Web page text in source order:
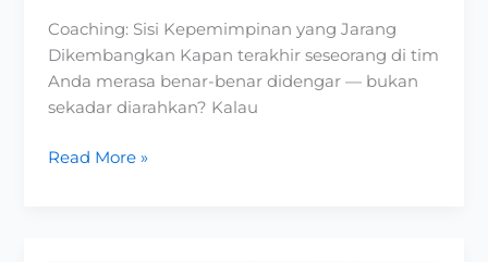
Coaching: Sisi Kepemimpinan yang Jarang
Dikembangkan Kapan terakhir seseorang di tim
Anda merasa benar-benar didengar — bukan
sekadar diarahkan? Kalau
Read More »